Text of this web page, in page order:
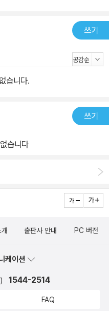
력을 보여주었다.
쓰기
습니다.
쓰기
습니다
출판사 안내 PC 버전
케이션
1544-2514
FAQ